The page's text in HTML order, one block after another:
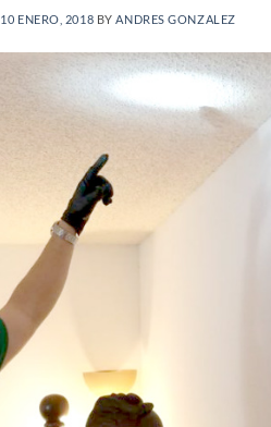
10 ENERO, 2018 BYANDRES GONZALEZ